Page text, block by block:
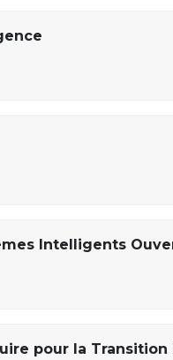
Intelligents
pour la Transition